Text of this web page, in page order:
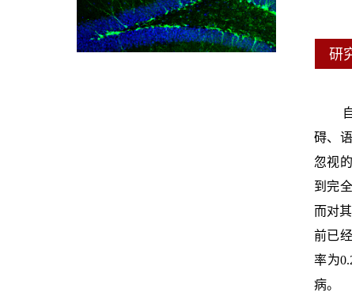
研
碍、
忽视
到完
而对
前已
率为
病。